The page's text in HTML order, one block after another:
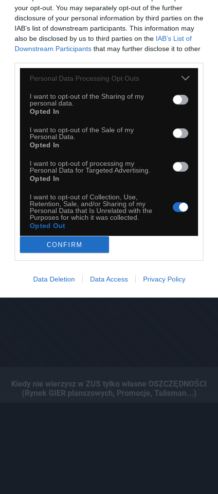
your opt-out. You may separately opt-out of the further
disclosure of your personal information by third parties on the
IAB’s list of downstream participants. This information may
also be disclosed by us to third parties on the IAB’s List of
Downstream Participants that may further disclose it to other
Personal Data Processing Opt Outs
I want to opt-out of the Sharing of my
personal data.
Opted In
I want to opt-out of the Sale of my
Personal Data.
Opted In
I want to opt-out of processing my
Personal Data for Targeted Advertising.
Opted In
I want to opt-out of Collection, Use,
Retention, Sale, and/or Sharing of my
Personal Data that Is Unrelated with the
Purposes for which it was collected.
Opted Out
CONFIRM
Data Deletion Data Access Privacy Policy
Pacific Rim - Main Theme
Kopiuj link
Dodaj do ulubionych
Kiedy nie wierzysz w ZUS tylko własne OSZCZĘDNOŚCI
(Rynek GIER planszowych, Promocje, Talisman...)